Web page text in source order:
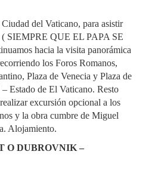
del Vaticano, para asistir
SIEMPRE QUE EL PAPA SE
hacia la visita panorámica
los Foros Romanos,
Plaza de Venecia y Plaza de
Estado de El Vaticano. Resto
excursión opcional a los
y la obra cumbre de Miguel
Alojamiento.
O DUBROVNIK –